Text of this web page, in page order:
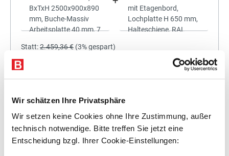
Wir schätzen Ihre Privatsphäre
Wir setzen keine Cookies ohne Ihre Zustimmung, außer
technisch notwendige. Bitte treffen Sie jetzt eine
Entscheidung bzgl. Ihrer Cookie-Einstellungen:
Statt:2.459,36 € (3%gespart)
Preis für alle: